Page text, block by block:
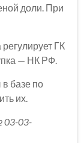
доли. При
ГК
— НК РФ.
в базе по
их.
03-